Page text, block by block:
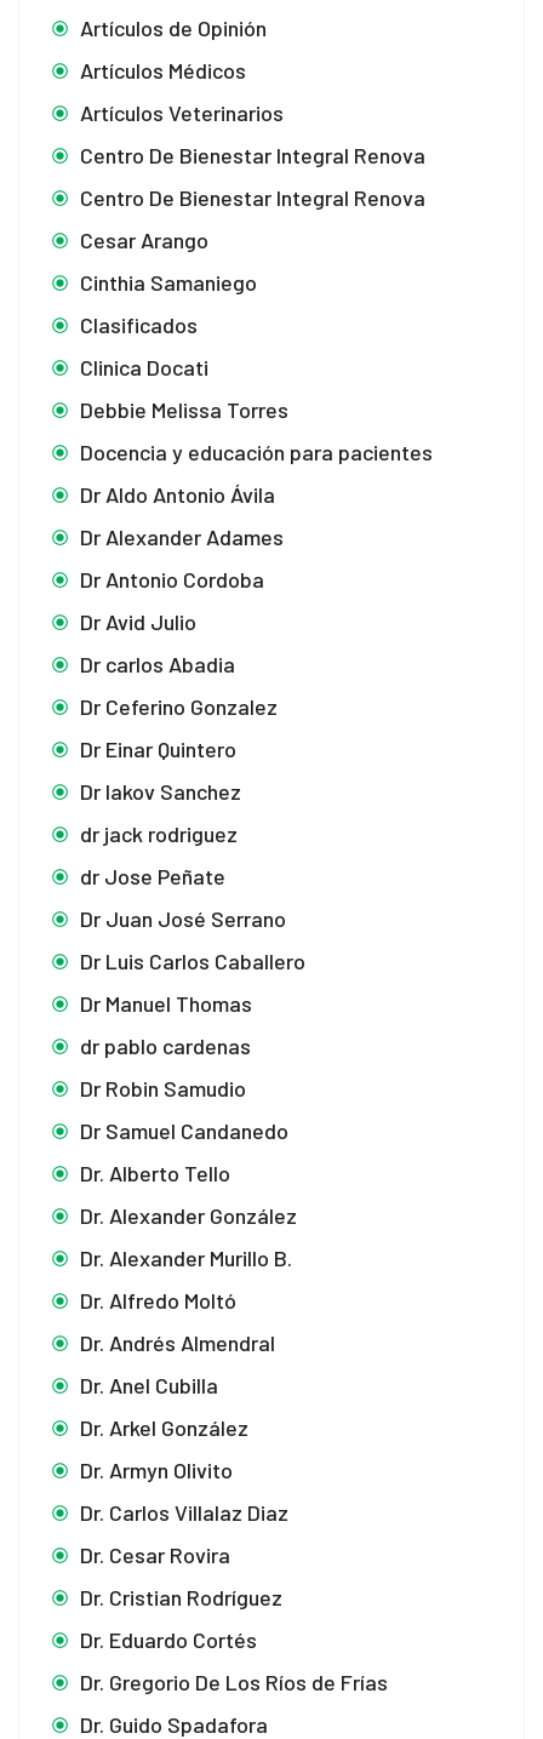
Artículos de Opinión
Artículos Médicos
Artículos Veterinarios
Centro De Bienestar Integral Renova
Centro De Bienestar Integral Renova
Cesar Arango
Cinthia Samaniego
Clasificados
Clinica Docati
Debbie Melissa Torres
Docencia y educación para pacientes
Dr Aldo Antonio Ávila
Dr Alexander Adames
Dr Antonio Cordoba
Dr Avid Julio
Dr carlos Abadia
Dr Ceferino Gonzalez
Dr Einar Quintero
Dr Iakov Sanchez
dr jack rodriguez
dr Jose Peñate
Dr Juan José Serrano
Dr Luis Carlos Caballero
Dr Manuel Thomas
dr pablo cardenas
Dr Robin Samudio
Dr Samuel Candanedo
Dr. Alberto Tello
Dr. Alexander González
Dr. Alexander Murillo B.
Dr. Alfredo Moltó
Dr. Andrés Almendral
Dr. Anel Cubilla
Dr. Arkel González
Dr. Armyn Olivito
Dr. Carlos Villalaz Diaz
Dr. Cesar Rovira
Dr. Cristian Rodríguez
Dr. Eduardo Cortés
Dr. Gregorio De Los Ríos de Frías
Dr. Guido Spadafora